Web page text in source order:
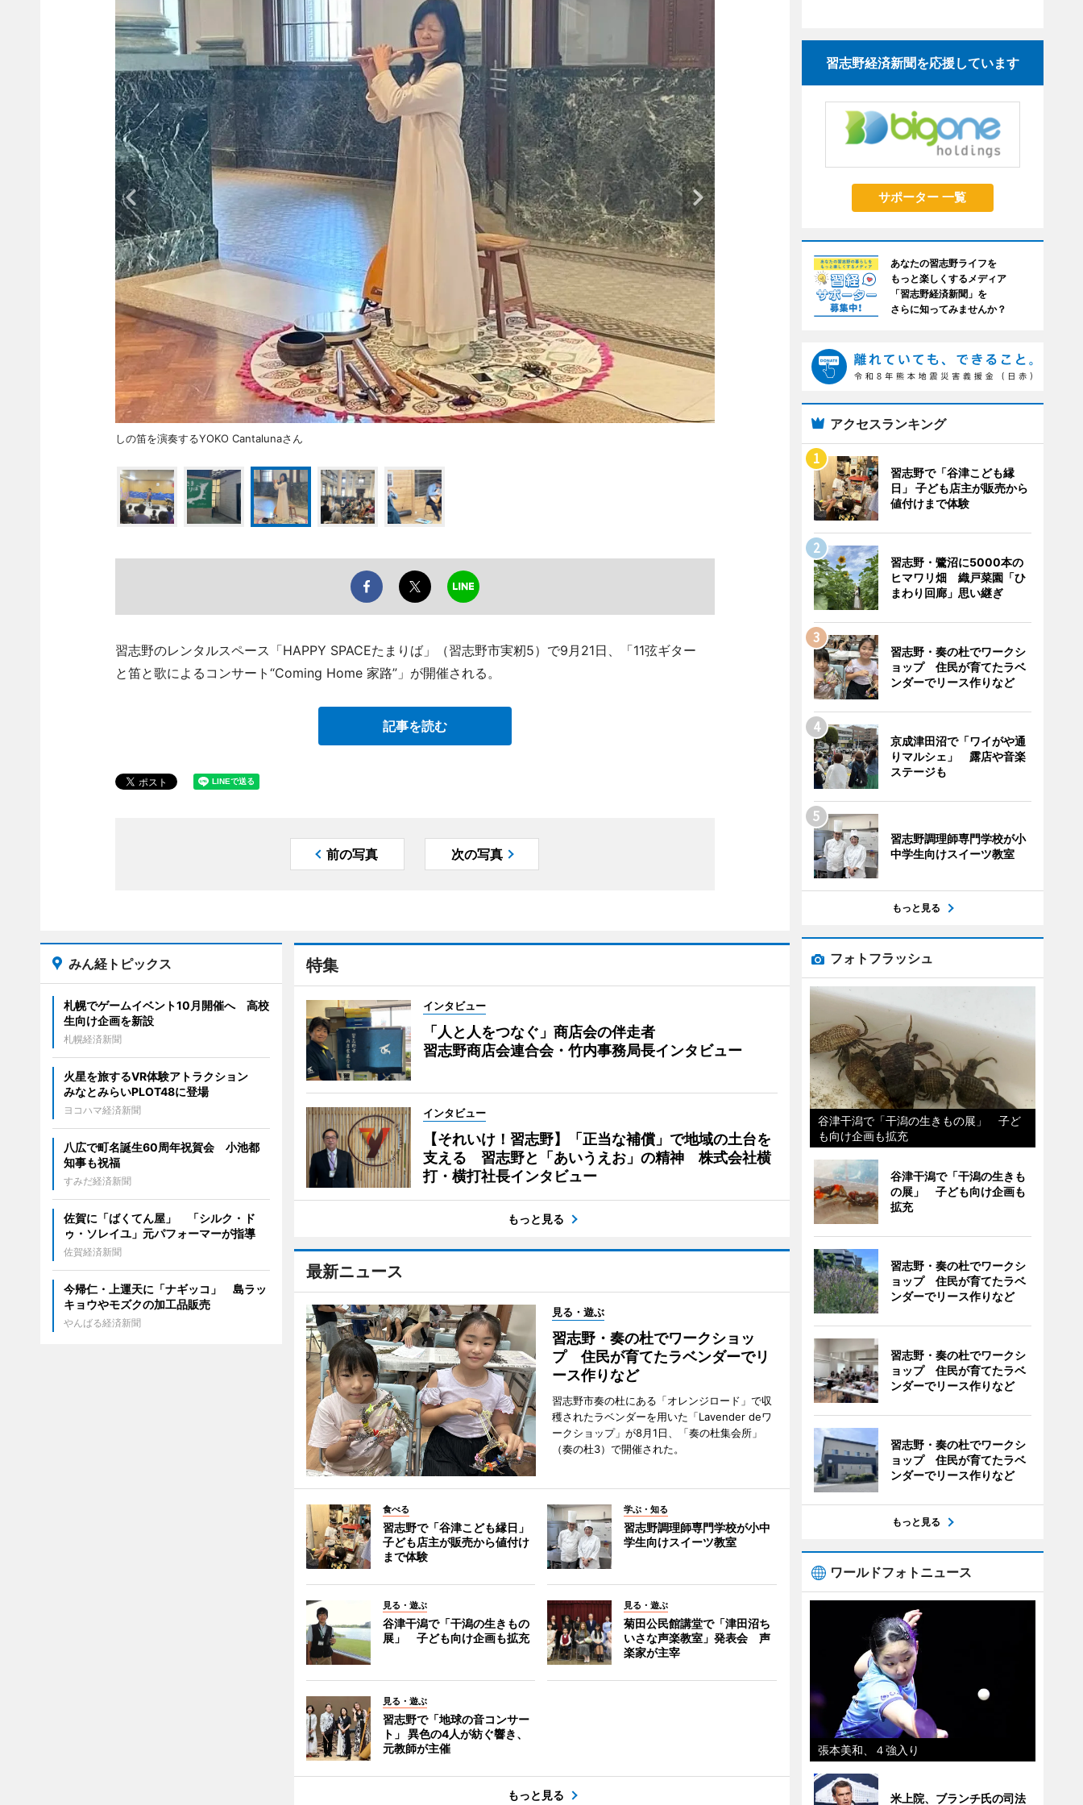
しの笛を演奏するYOKO Cantalunaさん
習志野のレンタルスペース「HAPPY SPACEたまりば」（習志野市実籾5）で9月21日、「11弦ギター
と笛と歌によるコンサート“Coming Home 家路”」が開催される。
記事を読む
前の写真 次の写真
特集
インタビュー
「人と人をつなぐ」商店会の伴走者
習志野商店会連合会・竹内事務局長インタビュー
インタビュー
【それいけ！習志野】「正当な補償」で地域の土台を
支える 習志野と「あいうえお」の精神 株式会社横
打・横打社長インタビュー
もっと見る
最新ニュース
見る・遊ぶ
習志野・奏の杜でワークショッ
プ 住民が育てたラベンダーでリ
ース作りなど
習志野市奏の杜にある「オレンジロード」で収
穫されたラベンダーを用いた「Lavender deワ
ークショップ」が8月1日、「奏の杜集会所」
（奏の杜3）で開催された。
食べる
習志野で「谷津こども縁日」
子ども店主が販売から値付け
まで体験
学ぶ・知る
習志野調理師専門学校が小中
学生向けスイーツ教室
見る・遊ぶ
谷津干潟で「干潟の生きもの
展」 子ども向け企画も拡充
見る・遊ぶ
菊田公民館講堂で「津田沼ち
いさな声楽教室」発表会 声
楽家が主宰
見る・遊ぶ
習志野で「地球の音コンサー
ト」 異色の4人が紡ぐ響き、
元教師が主催
もっと見る
みん経トピックス
札幌でゲームイベント10月開催へ 高校
生向け企画を新設
札幌経済新聞
火星を旅するVR体験アトラクション
みなとみらいPLOT48に登場
ヨコハマ経済新聞
八広で町名誕生60周年祝賀会 小池都
知事も祝福
すみだ経済新聞
佐賀に「ばくてん屋」 「シルク・ド
ゥ・ソレイユ」元パフォーマーが指導
佐賀経済新聞
今帰仁・上運天に「ナギッコ」 島ラッ
キョウやモズクの加工品販売
やんばる経済新聞
習志野経済新聞を応援しています
サポーター 一覧
あなたの習志野ライフを
もっと楽しくするメディア
「習志野経済新聞」を
さらに知ってみませんか？
アクセスランキング
習志野で「谷津こども縁
日」 子ども店主が販売から
値付けまで体験
習志野・鷺沼に5000本の
ヒマワリ畑 織戸菜園「ひ
まわり回廊」思い継ぎ
習志野・奏の杜でワークシ
ョップ 住民が育てたラベ
ンダーでリース作りなど
京成津田沼で「ワイがや通
りマルシェ」 露店や音楽
ステージも
習志野調理師専門学校が小
中学生向けスイーツ教室
もっと見る
フォトフラッシュ
谷津干潟で「干潟の生きもの展」 子ど
も向け企画も拡充
谷津干潟で「干潟の生きも
の展」 子ども向け企画も
拡充
習志野・奏の杜でワークシ
ョップ 住民が育てたラベ
ンダーでリース作りなど
習志野・奏の杜でワークシ
ョップ 住民が育てたラベ
ンダーでリース作りなど
習志野・奏の杜でワークシ
ョップ 住民が育てたラベ
ンダーでリース作りなど
もっと見る
ワールドフォトニュース
張本美和、４強入り
米上院、ブランチ氏の司法